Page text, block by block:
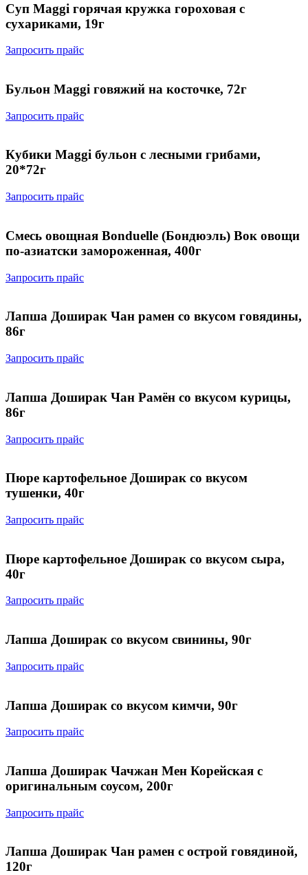
Суп Maggi горячая кружка гороховая с
сухариками, 19г
Запросить прайс
Бульон Maggi говяжий на косточке, 72г
Запросить прайс
Кубики Maggi бульон с лесными грибами,
20*72г
Запросить прайс
Смесь овощная Bonduelle (Бондюэль) Вок овощи
по-азиатски замороженная, 400г
Запросить прайс
Лапша Доширак Чан рамен со вкусом говядины,
86г
Запросить прайс
Лапша Доширак Чан Рамён со вкусом курицы,
86г
Запросить прайс
Пюре картофельное Доширак со вкусом
тушенки, 40г
Запросить прайс
Пюре картофельное Доширак со вкусом сыра,
40г
Запросить прайс
Лапша Доширак со вкусом свинины, 90г
Запросить прайс
Лапша Доширак со вкусом кимчи, 90г
Запросить прайс
Лапша Доширак Чачжан Мен Корейская с
оригинальным соусом, 200г
Запросить прайс
Лапша Доширак Чан рамен с острой говядиной,
120г